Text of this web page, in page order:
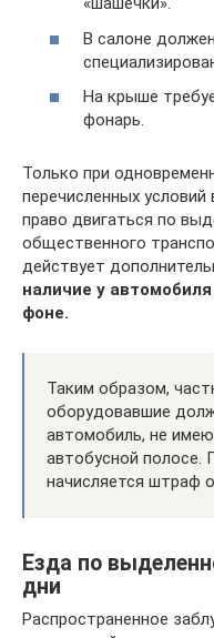
В салоне
На крыше
фонарь.
Только при
перечисленных
право двигаться по
общественного
действует
наличие у
фоне.
Таким образом,
оборудовавшие
автомобиль, не
автобусной полосе.
начисляется штраф
Езда по
дни
Распространенное